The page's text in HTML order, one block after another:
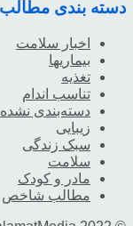
دسته بندی مطالب
اخبار سلامت
بیماریها
تغذیه
تناسب اندام
دسته‌بندی نشده
زیبایی
سبک زندگی
سلامت
مادر و کودک
مطالب شاخص